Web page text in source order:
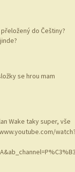
do Češtiny?
se hrou mam
Wake taky super, vše